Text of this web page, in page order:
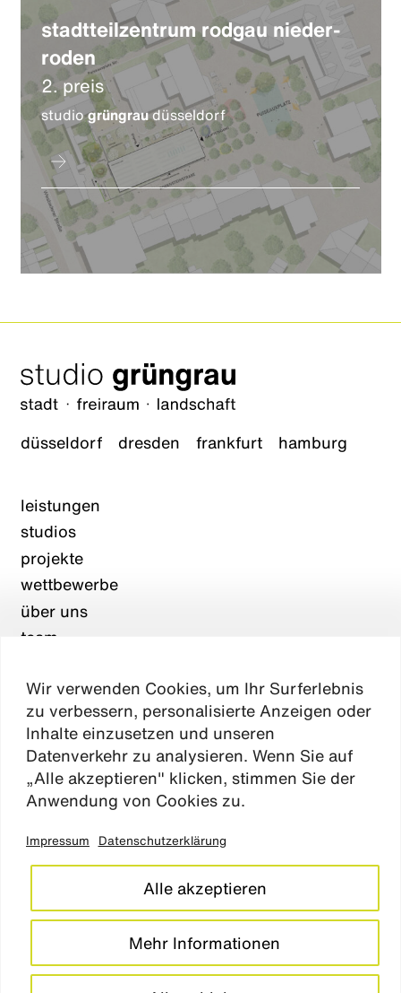
Wir verwenden Cookies, um Ihr Surferlebnis
zu verbessern, personalisierte Anzeigen oder
Inhalte einzusetzen und unseren
Datenverkehr zu analysieren. Wenn Sie auf
„Alle akzeptieren" klicken, stimmen Sie der
Anwendung von Cookies zu.
Impressum Datenschutzerklärung
Mehr Informationen
Alle akzeptieren
stadtteilzentrum rodgau nieder-
roden
2. preis
studiogrüngraudüsseldorf
düsseldorf dresden frankfurt hamburg
leistungen
studios
projekte
wettbewerbe
über uns
team
aktuelles
kontakt
impressum
datenschutz
cookie einstellungen
barrierefreiheitserklärung